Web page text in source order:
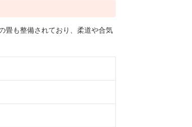
畳も整備されており、柔道や合気